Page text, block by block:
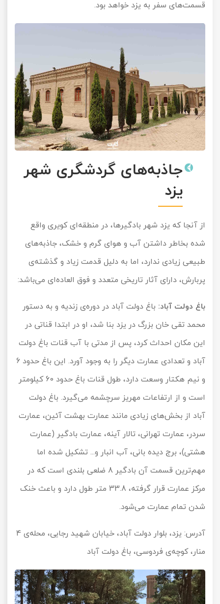
قسمت‌های سفر به یزد خواهد بود.
جاذبه‌های گردشگری شهر
یزد
از آنجا که یزد شهر بادگیرها، در منطقه‌ای کویری واقع
شده بخاطر داشتن آب و هوای گرم و خشک، جاذبه‌های
طبیعی زیادی ندارد، اما به دلیل قدمت زیاد و گذشته‌ی
پربارش، دارای آثار تاریخی متعدد و فوق العاده‌ای می‌باشد:
باغ دولت آباد: باغ دولت آباد در دوره‌ی زندیه و به دستور
محمد تقی خان بزرگ در یزد بنا شد، او در ابتدا قناتی در
این مکان احداث کرد، پس از مدتی با آب قنات باغ دولت
آباد و تعدادی عمارت دیگر را به وجود آورد. این باغ حدود 6
و نیم هکتار وسعت دارد، طول قنات باغ حدود 60 کیلومتر
است و از ارتفاعات مهریز سرچشمه می‌گیرد. باغ دولت
آباد از بخش‌های زیادی مانند عمارت بهشت آئین، عمارت
سردر، عمارت تهرانی، تالار آینه، عمارت بادگیر (عمارت
هشتی)، برج دیده بانی، آب انبار و... تشکیل شده اما
مهم‌ترین قسمت آن بادگیر 8 ضلعی بلندی است که در
مرکز عمارت قرار گرفته، 33.8 متر طول دارد و باعث خنک
شدن تمام عمارت می‌شود.
آدرس: یزد، بلوار دولت آباد، خیابان شهید رجایی، محله‌ی 4
منار، کوچه‌ی فردوسی، باغ دولت آباد